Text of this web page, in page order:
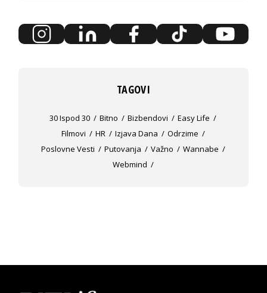
TAGOVI
30 Ispod 30 Bitno Bizbendovi
Easy Life
Filmovi
HR Izjava Dana
Odrzime
Poslovne Vesti
Putovanja Važno
Wannabe
Webmind